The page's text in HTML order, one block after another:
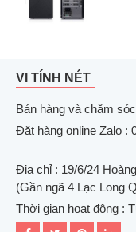
VI TÍNH NÉT
Bán hàng và chăm
Đặt hàng online Zalo :
Địa chỉ: 19/6/24
(Gần ngã 4 Lạc Long
Thời gian hoạt động :